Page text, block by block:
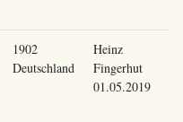
1902
Deutschland
Heinz
Fingerhut
01.05.2019